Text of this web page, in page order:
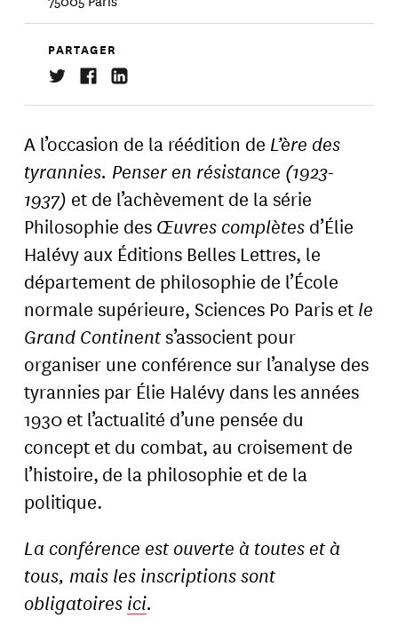
PARTAGER
A l’occasion de la réédition de L’ère des
tyrannies. Penser en résistance (1923-
1937) et de l’achèvement de la série
Philosophie des Œuvres complètes d’Élie
Halévy aux Éditions Belles Lettres, le
département de philosophie de l’École
normale supérieure, Sciences Po Paris et le
Grand Continents’associent pour
organiser une conférence sur l’analyse des
tyrannies par Élie Halévy dans les années
1930 et l’actualité d’une pensée du
concept et du combat, au croisement de
l’histoire, de la philosophie et de la
politique.
La conférence est ouverte à toutes et à
tous, mais les inscriptions sont
obligatoiresici.